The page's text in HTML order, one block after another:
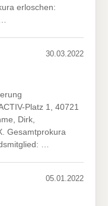
erloschen:
30.03.2022
Platz 1, 40721
Dirk,
Gesamtprokura
…
05.01.2022